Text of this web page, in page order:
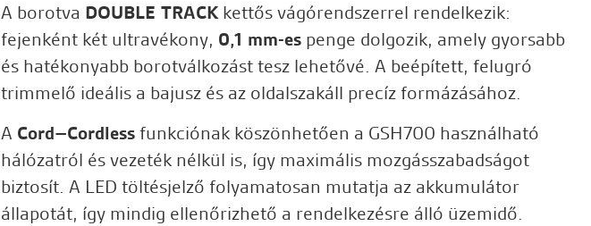
A borotva DOUBLE TRACKkettős vágórendszerrel rendelkezik:
fejenként két ultravékony, 0,1 mm-es penge dolgozik, amely gyorsabb
és hatékonyabb borotválkozást tesz lehetővé. A beépített, felugró
trimmelő ideális a bajusz és az oldalszakáll precíz formázásához.
A Cord–Cordless funkciónak köszönhetően a GSH700 használható
hálózatról és vezeték nélkül is, így maximális mozgásszabadságot
biztosít. A LED töltésjelző folyamatosan mutatja az akkumulátor
állapotát, így mindig ellenőrizhető a rendelkezésre álló üzemidő.